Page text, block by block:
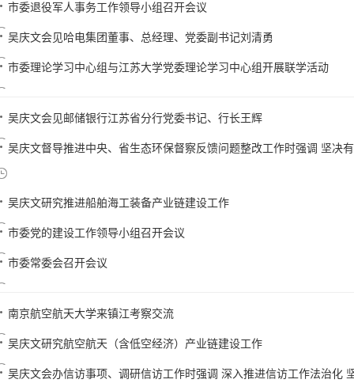
市委退役军人事务工作领导小组召开会议
吴庆文会见哈电集团董事、总经理、党委副书记刘清勇
市委理论学习中心组与江苏大学党委理论学习中心组开展联学活动
吴庆文会见邮储银行江苏省分行党委书记、行长王辉
吴庆文督导推进中央、省生态环保督察反馈问题整改工作时强调 坚决
吴庆文研究推进船舶海工装备产业链建设工作
市委党的建设工作领导小组召开会议
市委常委会召开会议
南京航空航天大学来镇江考察交流
吴庆文研究航空航天（含低空经济）产业链建设工作
吴庆文会办信访事项、调研信访工作时强调 深入推进信访工作法治化